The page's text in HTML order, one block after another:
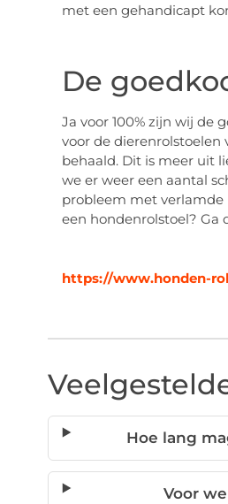
met een gehandicapt
De
Ja voor 100% zijn wij de
voor de dierenrolstoelen
behaald. Dit is meer uit
we er weer een aantal
probleem met verlamde
een hondenrolstoel? Ga
https://www.honden-
Hoe lang
Voor